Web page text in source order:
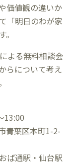
価値観の違いか
「明日のわが家
よる無料相談会
らについて考え
葉区本町1-2-
ば通駅・仙台駅